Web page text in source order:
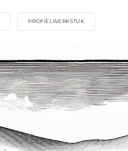
PROFIELWERKSTUK